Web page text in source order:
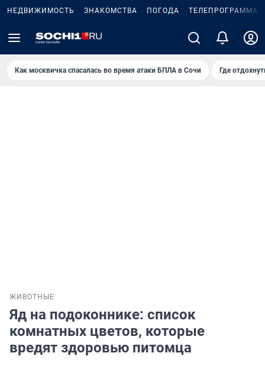
НЕДВИЖИМОСТЬ ЗНАКОМСТВА ПОГОДА ТЕЛЕПРОГРАММА
Как москвичка спасалась во время атаки БПЛА в Сочи Где
ЖИВОТНЫЕ
Яд на подоконнике: список
комнатных цветов, которые
вредят здоровью питомца